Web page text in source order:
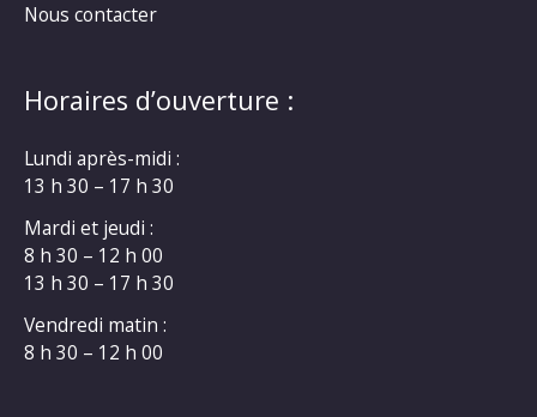
Nous contacter
Horaires d’ouverture :
Lundi après-midi :
13 h 30 – 17 h 30
Mardi et jeudi :
8 h 30 – 12 h 00
13 h 30 – 17 h 30
Vendredi matin :
8 h 30 – 12 h 00